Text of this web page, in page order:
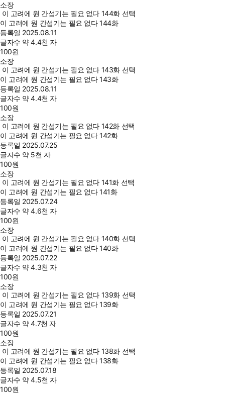
소장
이 고려에 원 간섭기는 필요 없다 144화 선택
이 고려에 원 간섭기는 필요 없다 144화
등록일 2025.08.11
글자수 약 4.4천 자
100원
소장
이 고려에 원 간섭기는 필요 없다 143화 선택
이 고려에 원 간섭기는 필요 없다 143화
등록일 2025.08.11
글자수 약 4.4천 자
100원
소장
이 고려에 원 간섭기는 필요 없다 142화 선택
이 고려에 원 간섭기는 필요 없다 142화
등록일 2025.07.25
글자수 약 5천 자
100원
소장
이 고려에 원 간섭기는 필요 없다 141화 선택
이 고려에 원 간섭기는 필요 없다 141화
등록일 2025.07.24
글자수 약 4.6천 자
100원
소장
이 고려에 원 간섭기는 필요 없다 140화 선택
이 고려에 원 간섭기는 필요 없다 140화
등록일 2025.07.22
글자수 약 4.3천 자
100원
소장
이 고려에 원 간섭기는 필요 없다 139화 선택
이 고려에 원 간섭기는 필요 없다 139화
등록일 2025.07.21
글자수 약 4.7천 자
100원
소장
이 고려에 원 간섭기는 필요 없다 138화 선택
이 고려에 원 간섭기는 필요 없다 138화
등록일 2025.07.18
글자수 약 4.5천 자
100원